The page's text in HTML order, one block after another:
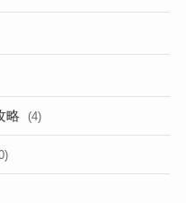
略 (4)